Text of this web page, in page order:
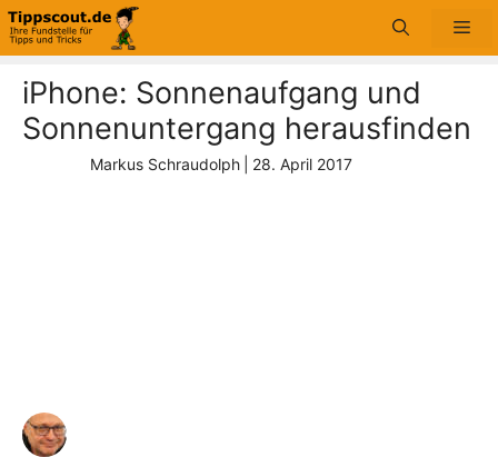
Zum
Inhalt
iPhone: Sonnenaufgang und
Sonnenuntergang herausfinden
Markus Schraudolph 28. April 2017